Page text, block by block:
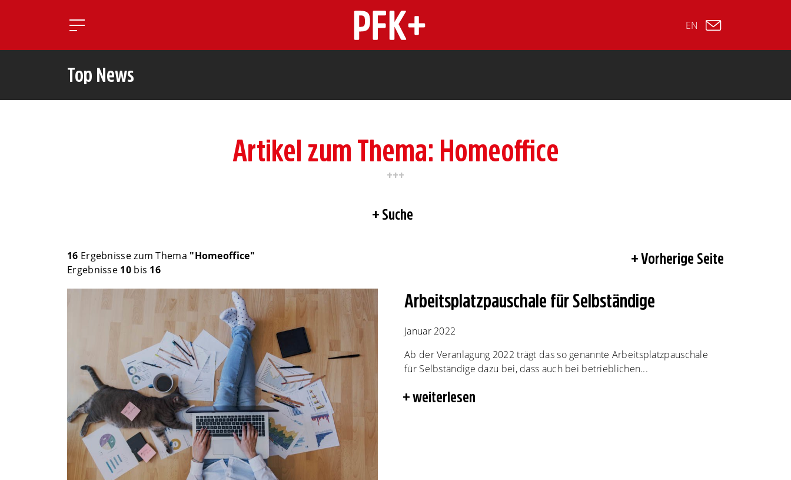
EN
Top News
Artikel zum Thema: Homeoffice
Suche
16 Ergebnisse zum Thema "Homeoffice"
Ergebnisse 10bis 16
Vorherige Seite
Arbeitsplatzpauschale für Selbständige
Januar 2022
Ab der Veranlagung 2022 trägt das so genannte Arbeitsplatzpauschale
für Selbständige dazu bei, dass auch bei betrieblichen...
weiterlesen